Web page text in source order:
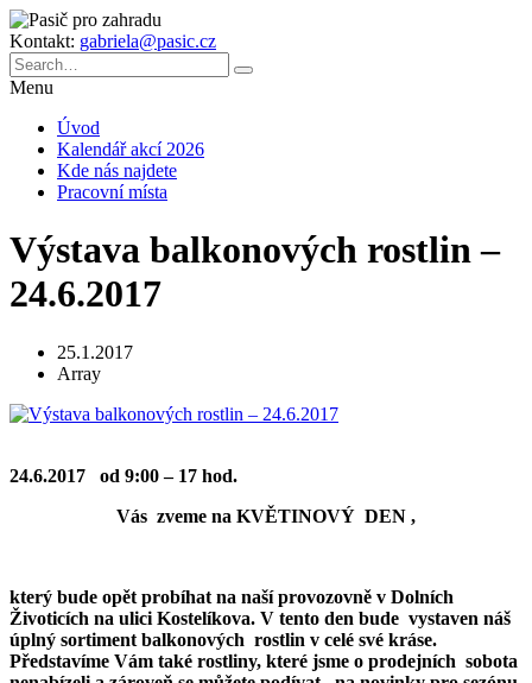
Kontakt: gabriela@pasic.cz
Menu
Úvod
Kalendář akcí 2026
Kde nás najdete
Pracovní místa
Výstava balkonových rostlin –
24.6.2017
25.1.2017
Array
24.6.2017 od 9:00 – 17 hod.
Vás zveme na KVĚTINOVÝ DEN ,
který bude opět probíhat na naší provozovně v Dolních
Životicích na ulici Kostelíkova. V tento den bude vystaven náš
úplný sortiment balkonových rostlin v celé své kráse.
Představíme Vám také rostliny, které jsme o prodejních sobota